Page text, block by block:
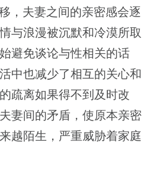
，夫妻之间的亲密感会逐
与浪漫被沉默和冷漠所取
避免谈论与性相关的话
中也减少了相互的关心和
疏离如果得不到及时改
妻间的矛盾，使原本亲密
越陌生，严重威胁着家庭